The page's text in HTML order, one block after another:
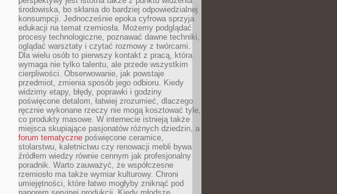
środowiska, bo skłania do bardziej odpowiedzialnej
konsumpcji. Jednocześnie epoka cyfrowa sprzyja
edukacji na temat rzemiosła. Możemy podglądać
procesy technologiczne, poznawać dawne techniki,
oglądać warsztaty i czytać rozmowy z twórcami.
Dla wielu osób to pierwszy kontakt z pracą, która
wymaga nie tylko talentu, ale przede wszystkim
cierpliwości. Obserwowanie, jak powstaje
przedmiot, zmienia sposób jego odbioru. Kiedy
widzimy etapy, błędy, poprawki i godziny
poświęcone detalom, łatwiej zrozumieć, dlaczego
ręcznie wykonane rzeczy nie mogą kosztować tyle,
co produkty masowe. W internecie istnieją także
miejsca skupiające pasjonatów różnych dziedzin, a
forum tematyczne poświęcone ceramice,
stolarstwu, kaletnictwu czy renowacji mebli bywa
źródłem wiedzy równie cennym jak profesjonalny
poradnik. Warto zauważyć, że współczesne
rzemiosło ma także wymiar kulturowy. Chroni
umiejętności, które łatwo mogłyby zniknąć pod